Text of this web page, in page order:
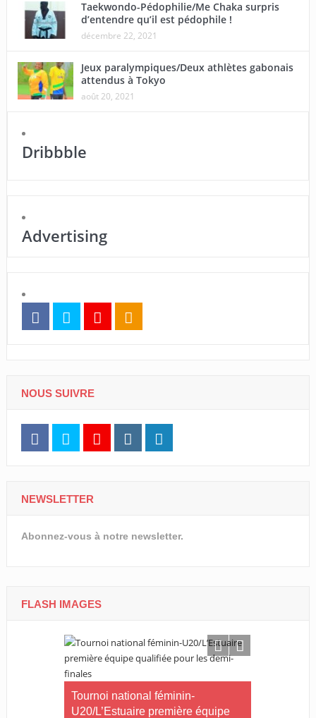
Taekwondo-Pédophilie/Me Chaka surpris
d’entendre qu’il est pédophile !
décembre 22, 2021
Jeux paralympiques/Deux athlètes gabonais
attendus à Tokyo
août 20, 2021
Dribbble
Advertising
NOUS SUIVRE
NEWSLETTER
Abonnez-vous à notre newsletter.
FLASH IMAGES
Tournoi national féminin-
U20/L’Estuaire première équipe